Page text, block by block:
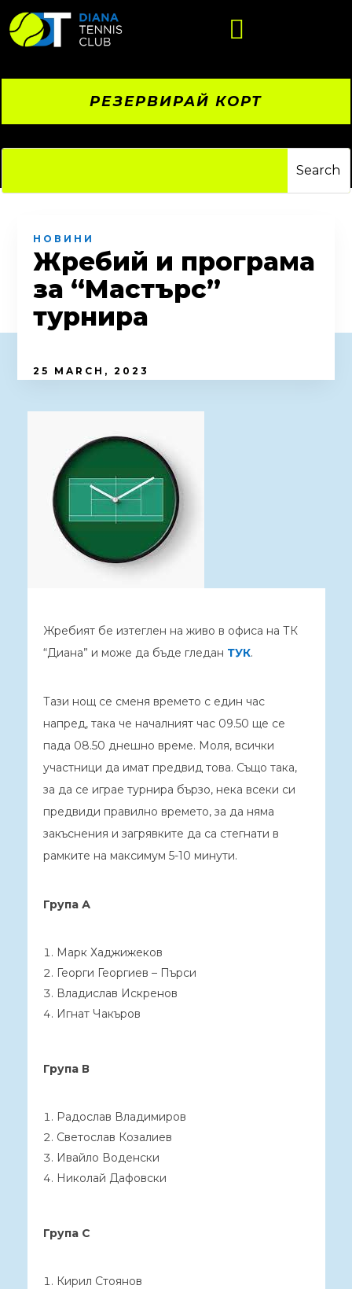

РЕЗЕРВИРАЙ КОРТ
НОВИНИ
Жребий и програма
за “Мастърс”
турнира
25 MARCH, 2023
Жребият бе изтеглен на живо в офиса на ТК
“Диана” и може да бъде гледан ТУК.
Тази нощ се сменя времето с един час
напред, така че началният час 09.50 ще се
пада 08.50 днешно време. Моля, всички
участници да имат предвид това. Също така,
за да се играе турнира бързо, нека всеки си
предвиди правилно времето, за да няма
закъснения и загрявките да са стегнати в
рамките на максимум 5-10 минути.
Група А
Марк Хаджижеков
Георги Георгиев – Пърси
Владислав Искренов
Игнат Чакъров
Група В
Радослав Владимиров
Светослав Козалиев
Ивайло Воденски
Николай Дафовски
Група С
Кирил Стоянов